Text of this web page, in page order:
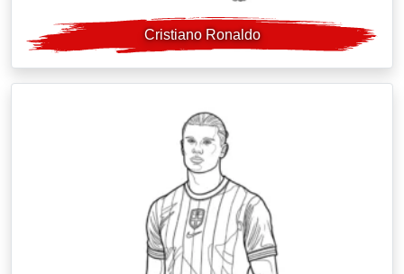
Cristiano Ronaldo